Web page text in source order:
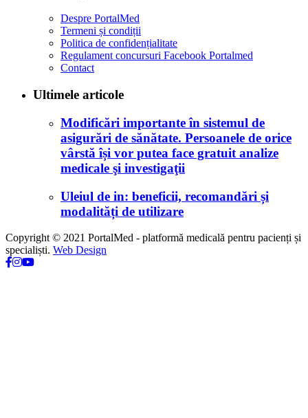
Despre PortalMed
Termeni și condiții
Politica de confidențialitate
Regulament concursuri Facebook Portalmed
Contact
Ultimele articole
Modificări importante în sistemul de
asigurări de sănătate. Persoanele de orice
vârstă își vor putea face gratuit analize
medicale şi investigaţii
Uleiul de in: beneficii, recomandări și
modalități de utilizare
Copyright © 2021 PortalMed - platformă medicală pentru pacienți și
specialiști. Web Design